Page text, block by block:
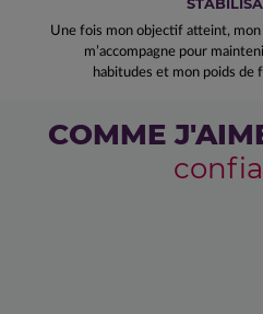
Une fois mon objectif atteint, mon
m’accompagne pour
habitudes et mon poids de
COMME